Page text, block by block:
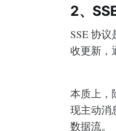
2、
SSE 协
收更新，
本质上，
现主动消
数据流。